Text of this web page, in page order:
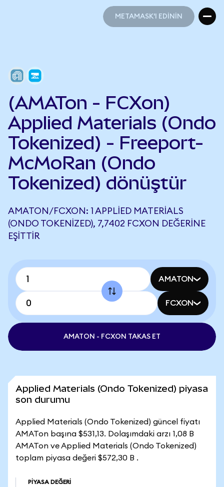
METAMASK'I EDİNİN
(AMATon - FCXon)
Applied Materials (Ondo
Tokenized) - Freeport-
McMoRan (Ondo
Tokenized) dönüştür
AMATON/FCXON: 1 APPLIED MATERIALS
(ONDO TOKENIZED), 7,7402 FCXON DEĞERINE
EŞITTIR
AMATON
FCXON
AMATON - FCXON TAKAS ET
Applied Materials (Ondo Tokenized) piyasa
son durumu
Applied Materials (Ondo Tokenized) güncel fiyatı
AMATon başına $531,13. Dolaşımdaki arzı 1,08 B
AMATon ve Applied Materials (Ondo Tokenized)
toplam piyasa değeri $572,30 B .
PIYASA DEĞERI